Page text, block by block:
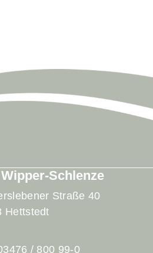
Schlenze
Straße 40
Hettstedt
/ 800 99-0